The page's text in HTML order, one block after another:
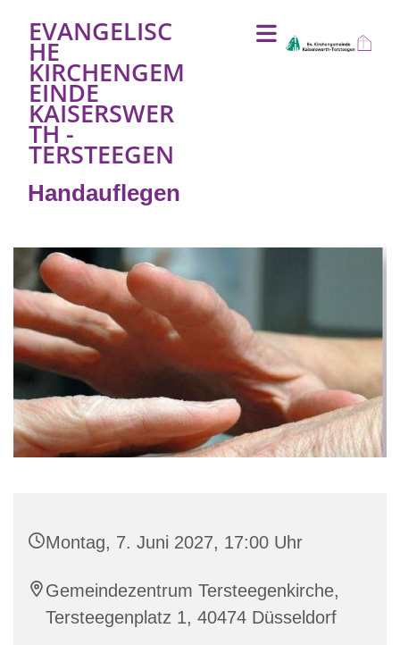
EVANGELISC
HE
KIRCHENGEM
EINDE
KAISERSWER
TH -
TERSTEEGEN
Handauflegen
Montag, 7. Juni 2027, 17:00 Uhr
Gemeindezentrum Tersteegenkirche,
Tersteegenplatz 1, 40474 Düsseldorf